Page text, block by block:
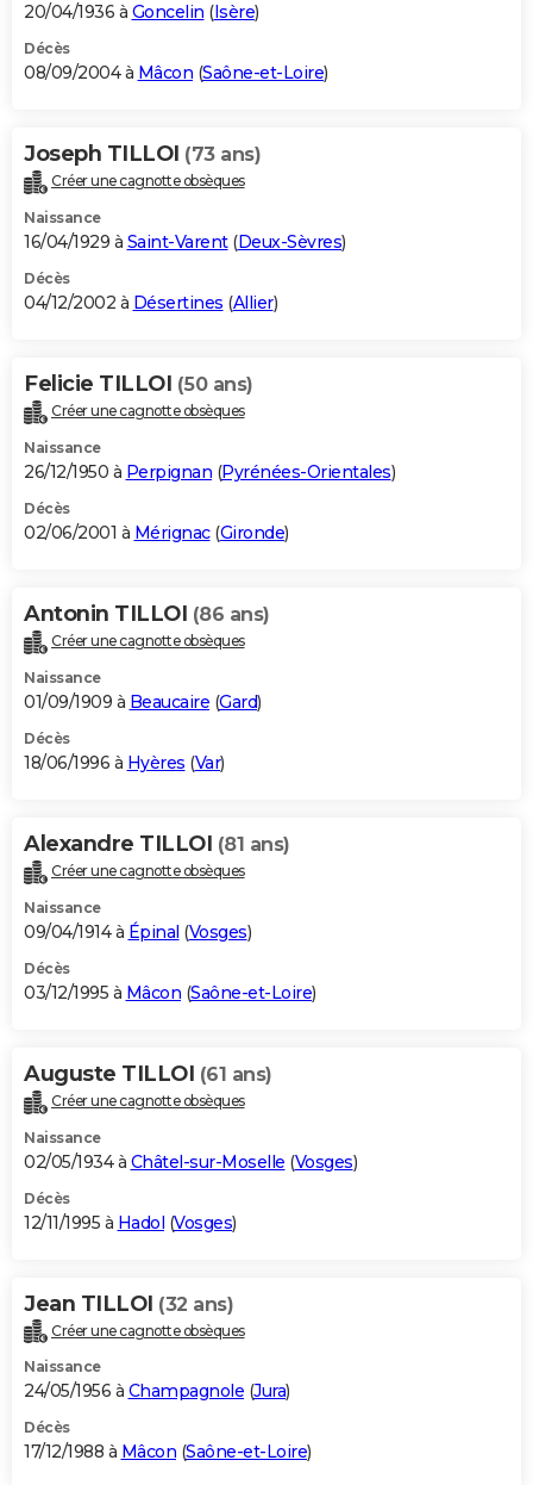
20/04/1936 à Goncelin (Isère)
Décès
08/09/2004 à Mâcon (Saône-et-Loire)
Joseph TILLOI (73 ans)
Créer une cagnotte obsèques
Naissance
16/04/1929 à Saint-Varent(Deux-Sèvres)
Décès
04/12/2002 à Désertines (Allier)
Felicie TILLOI (50 ans)
Créer une cagnotte obsèques
Naissance
26/12/1950 à Perpignan (Pyrénées-Orientales)
Décès
02/06/2001 à Mérignac(Gironde)
Antonin TILLOI (86 ans)
Créer une cagnotte obsèques
Naissance
01/09/1909 à Beaucaire (Gard)
Décès
18/06/1996 à Hyères (Var)
Alexandre TILLOI (81 ans)
Créer une cagnotte obsèques
Naissance
09/04/1914 à Épinal (Vosges)
Décès
03/12/1995 à Mâcon (Saône-et-Loire)
Auguste TILLOI (61 ans)
Créer une cagnotte obsèques
Naissance
02/05/1934 à Châtel-sur-Moselle (Vosges)
Décès
12/11/1995 à Hadol (Vosges)
Jean TILLOI (32 ans)
Créer une cagnotte obsèques
Naissance
24/05/1956 à Champagnole (Jura)
Décès
17/12/1988 à Mâcon (Saône-et-Loire)